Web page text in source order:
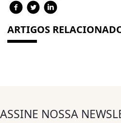
ARTIGOS
ASSINE NOSSA